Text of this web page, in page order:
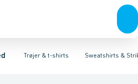
Trøjer & t-shirts
Overtøj & huerUndertøj & sokkerSko
Sweatshirts &
Striktrøjer Hættetrøjer Skjorter
Sikkerhedssweatshirt